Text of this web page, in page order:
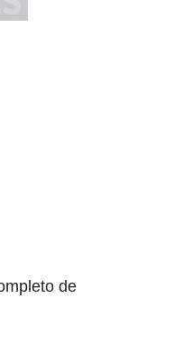
de